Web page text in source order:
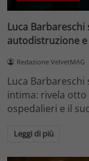
Luca
autodistruzione
Redazione VelvetMAG
Luca
intima: rivela
ospedalieri e il
Leggi di più